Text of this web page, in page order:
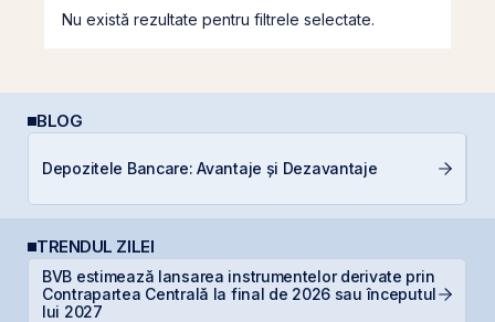
Nu există rezultate pentru filtrele selectate.
BLOG
Depozitele Bancare: Avantaje și Dezavantaje
TRENDUL ZILEI
BVB estimează lansarea instrumentelor derivate prin
Contrapartea Centrală la final de 2026 sau începutul
lui 2027